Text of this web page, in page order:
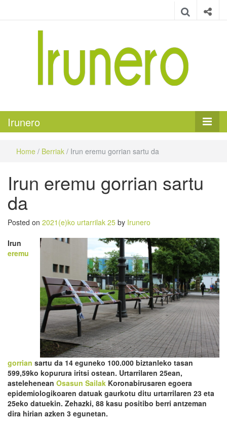
Irunero
Home / Berriak / Irun eremu gorrian sartu da
Irun eremu gorrian sartu
da
Posted on 2021(e)ko urtarrilak 25 by Irunero
Irun
eremu
gorrian sartu da 14 eguneko 100.000 biztanleko tasan
599,59ko kopurura iritsi ostean. Urtarrilaren 25ean,
astelehenean Osasun Sailak Koronabirusaren egoera
epidemiologikoaren datuak gaurkotu ditu urtarrilaren 23 eta
25eko datuekin. Zehazki, 88 kasu positibo berri antzeman
dira hirian azken 3 egunetan.